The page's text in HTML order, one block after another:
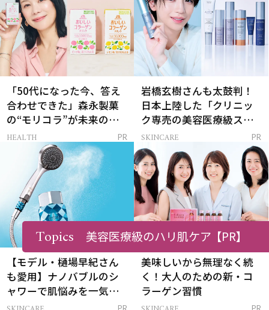
「50代になった今、答え
合わせできた」森永製菓
の“モリコラ”が未来のキ
レイを連れてくる！
HEALTH PR
岩橋玄樹さんも太鼓判！
日本上陸した「クリニッ
ク専売の美容医療級スキ
ンケア」
SKINCARE PR
【モデル・樋場早紀さん
も愛用】ナノバブルのシ
ャワーで肌悩みを一気に
解決
PR
美味しいから無理なく続
く！大人のための新・コ
ラーゲン習慣
PR
Topics 美容医療級のハリ肌ケア【PR】